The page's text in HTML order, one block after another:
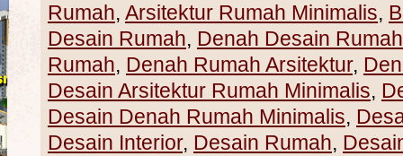
Rumah, Arsitektur Rumah Minimalis,
Desain Rumah, Denah Desain
Rumah, Denah Rumah Arsitektur,
Desain Arsitektur Rumah Minimalis,
Desain Denah Rumah Minimalis,
Desain Interior, Desain Rumah,